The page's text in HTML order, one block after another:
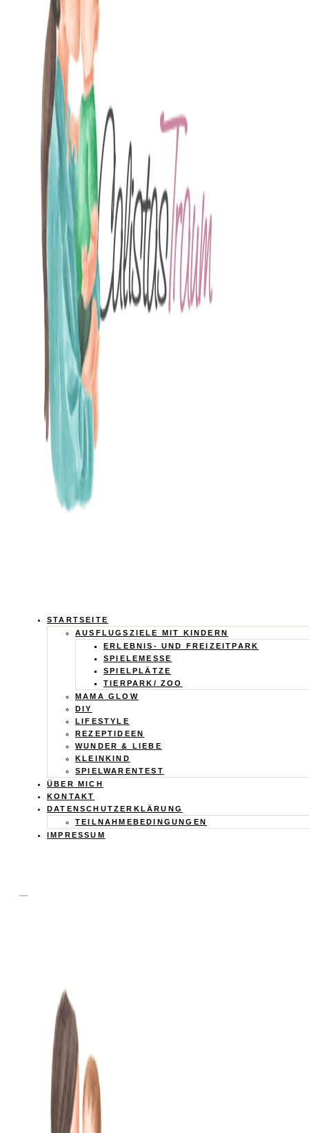
Calistas
Traum
STARTSEITE
AUSFLUGSZIELE MIT KINDERN
ERLEBNIS- UND FREIZEITPARK
SPIELEMESSE
SPIELPLÄTZE
TIERPARK/ ZOO
MAMA GLOW
DIY
LIFESTYLE
REZEPTIDEEN
WUNDER & LIEBE
KLEINKIND
SPIELWARENTEST
ÜBER MICH
KONTAKT
DATENSCHUTZERKLÄRUNG
TEILNAHMEBEDINGUNGEN
IMPRESSUM